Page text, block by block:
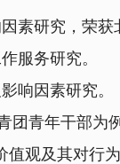
研究，荣获
服务研究。
响因素研究。
青年干部为例
及其对行